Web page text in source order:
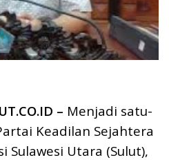
– Menjadi satu-
Keadilan Sejahtera
Sulawesi Utara (Sulut),